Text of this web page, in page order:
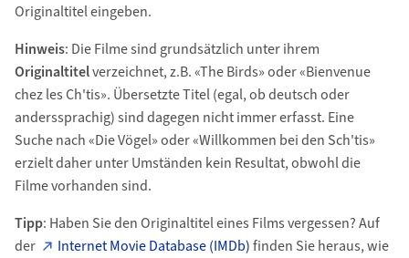
Originaltitel eingeben.
Hinweis: Die Filme sind grundsätzlich unter ihrem
Originaltitelverzeichnet, z.B. «The Birds» oder «Bienvenue
chez les Ch'tis». Übersetzte Titel (egal, ob deutsch oder
anderssprachig) sind dagegen nicht immer erfasst. Eine
Suche nach «Die Vögel» oder «Willkommen bei den Sch'tis»
erzielt daher unter Umständen kein Resultat, obwohl die
Filme vorhanden sind.
Tipp: Haben Sie den Originaltitel eines Films vergessen? Auf
der
Internet Movie Database (IMDb)finden Sie heraus, wie